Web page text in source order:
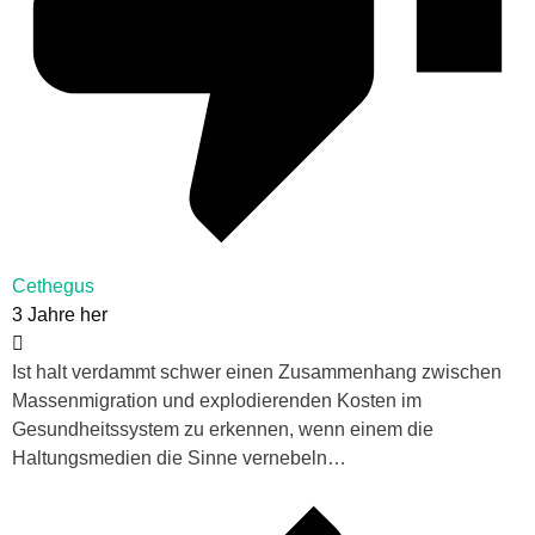
Cethegus
3 Jahre her
Ist halt verdammt schwer einen Zusammenhang zwischen
Massenmigration und explodierenden Kosten im
Gesundheitssystem zu erkennen, wenn einem die
Haltungsmedien die Sinne vernebeln…